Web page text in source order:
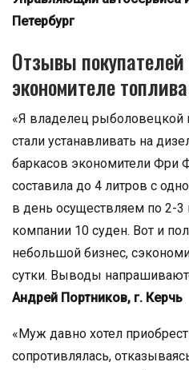
Петербург
Отзывы
экономителе
«Я владелец
стали устанавливать на
баркасов экономители Фри
составила до 4 литров с
в день осуществляем по 2-
компании 10 суден. Вот и
небольшой бизнес,
сутки. Выводы
Андрей Портников, г. Керчь
«Муж давно хотел
сопротивлялась,